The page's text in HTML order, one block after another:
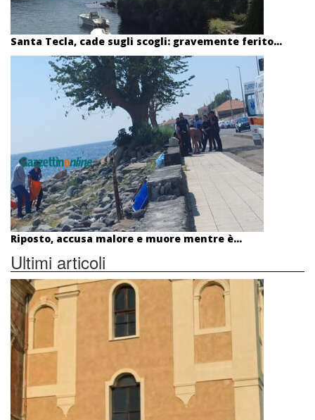
Santa Tecla, cade sugli scogli: gravemente ferito...
Riposto, accusa malore e muore mentre è...
Ultimi articoli